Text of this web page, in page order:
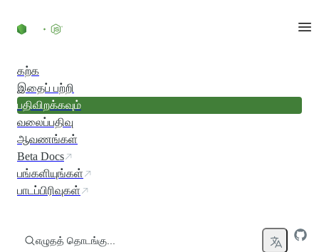
கற்க
இதைப் பற்றி
பதிவிறக்கவும்
வலைப்பதிவு
ஆவணங்கள்
Beta Docs
பங்களியுங்கள்
பாடப்பிரிவுகள்
எழுதத் தொடங்கு...